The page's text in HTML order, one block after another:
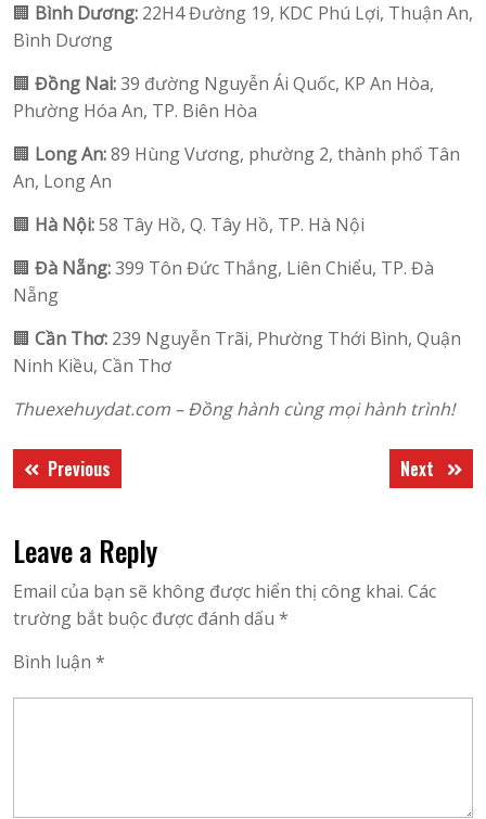
🏢 Bình Dương: 22H4 Đường 19, KDC Phú Lợi, Thuận An,
Bình Dương
🏢 Đồng Nai:39 đường Nguyễn Ái Quốc, KP An Hòa,
Phường Hóa An, TP. Biên Hòa
🏢 Long An:89 Hùng Vương, phường 2, thành phố Tân
An, Long An
🏢 Hà Nội:58 Tây Hồ, Q. Tây Hồ, TP. Hà Nội
🏢 Đà Nẵng:399 Tôn Đức Thắng, Liên Chiểu, TP. Đà
Nẵng
🏢 Cần Thơ: 239 Nguyễn Trãi, Phường Thới Bình, Quận
Ninh Kiều, Cần Thơ
Thuexehuydat.com – Đồng hành cùng mọi hành trình!
Điều
hướng
viết
Previous
post:
Next Next
post:
Leave a Reply
Email của bạn sẽ không được hiển thị công khai. Các
trường bắt buộc được đánh dấu *
Bình luận *